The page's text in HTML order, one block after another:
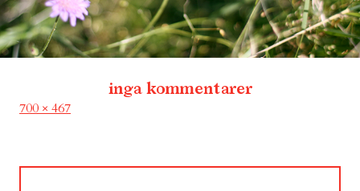
inga kommentarer
Full
700 × 467